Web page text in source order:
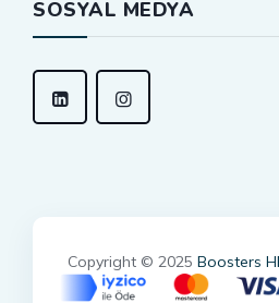
SOSYAL MEDYA
Copyright © 2025 Boosters